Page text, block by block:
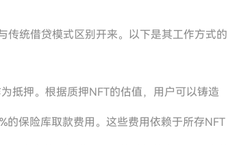
传统借贷模式区别开来。以下是其工作方式的
抵押。根据质押NFT的估值，用户可以铸造
的保险库取款费用。这些费用依赖于所存NFT